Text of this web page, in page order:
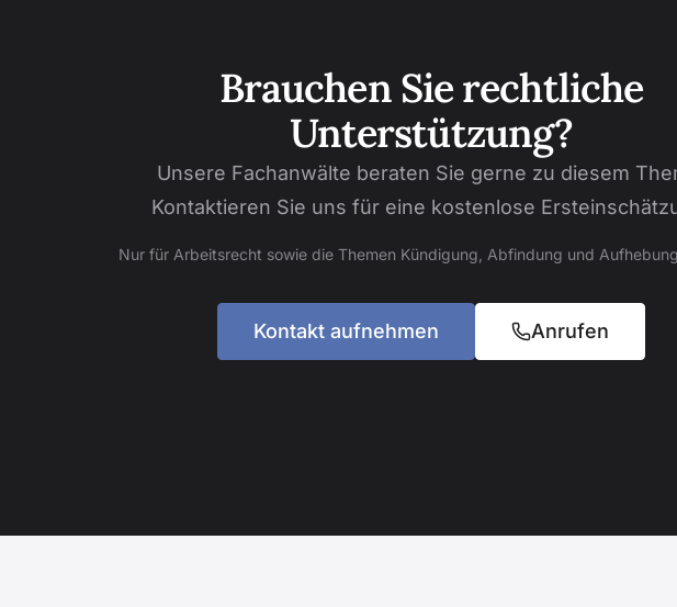
Brauchen Sie rechtliche
Unterstützung?
Unsere Fachanwälte beraten Sie gerne zu diesem
Kontaktieren Sie uns für eine kostenlose
Nur für Arbeitsrecht sowie die Themen Kündigung, Abfindung und
Kontakt aufnehmen Anrufen